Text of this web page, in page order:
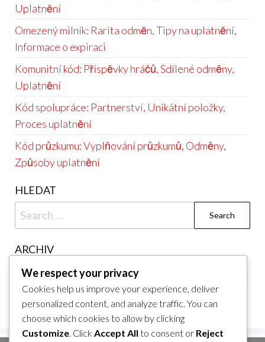
Uplatnění
Omezený milník: Rarita odměn, Tipy na uplatnění,
Informace o expiraci
Komunitní kód: Příspěvky hráčů, Sdílené odměny,
Uplatnění
Kód spolupráce: Partnerství, Unikátní položky,
Proces uplatnění
Kód průzkumu: Vyplňování průzkumů, Odměny,
Způsoby uplatnění
HLEDAT
Search
for:
ARCHIV
March 2026
February 2026
We respect your privacy
Cookies help us improve your experience, deliver
personalized content, and analyze traffic. You can
choose which cookies to allow by clicking
Customize. Click Accept All to consent or Reject